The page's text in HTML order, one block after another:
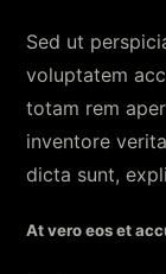
Sed ut
voluptatem
totam rem
inventore
dicta sunt,
At vero eos et